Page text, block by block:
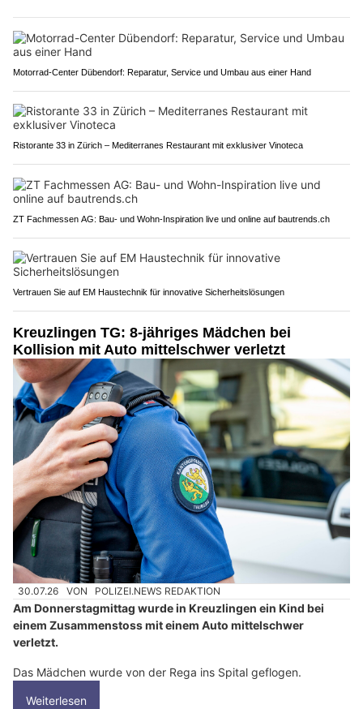
Motorrad-Center Dübendorf: Reparatur, Service und Umbau aus einer Hand
Ristorante 33 in Zürich – Mediterranes Restaurant mit exklusiver Vinoteca
ZT Fachmessen AG: Bau- und Wohn-Inspiration live und online auf bautrends.ch
Vertrauen Sie auf EM Haustechnik für innovative Sicherheitslösungen
Kreuzlingen TG: 8-jähriges Mädchen bei
Kollision mit Auto mittelschwer verletzt
30.07.26 VON POLIZEI.NEWS REDAKTION
Am Donnerstagmittag wurde in Kreuzlingen ein Kind bei
einem Zusammenstoss mit einem Auto mittelschwer
verletzt.
Das Mädchen wurde von der Rega ins Spital geflogen.
Weiterlesen